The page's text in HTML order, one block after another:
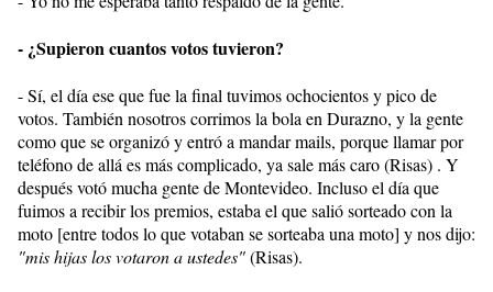
- ¿Supieron cuantos votos tuvieron?
- Sí, el día ese que fue la final tuvimos ochocientos y pico de
votos. También nosotros corrimos la bola en Durazno, y la gente
como que se organizó y entró a mandar mails, porque llamar por
teléfono de allá es más complicado, ya sale más caro (Risas) . Y
después votó mucha gente de Montevideo. Incluso el día que
fuimos a recibir los premios, estaba el que salió sorteado con la
moto [entre todos lo que votaban se sorteaba una moto] y nos dijo:
"mis hijas los votaron a ustedes"(Risas).